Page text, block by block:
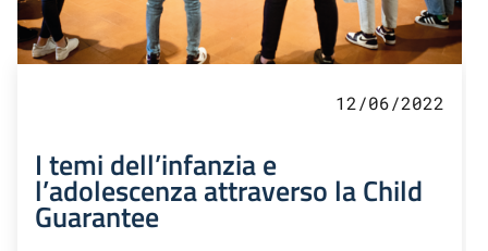
12/06/2022
I temi dell’infanzia e
l’adolescenza attraverso la Child
Guarantee